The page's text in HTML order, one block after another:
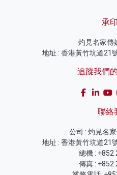
承
灼見名家傳
地址 : 香港黃竹坑道21
追蹤我們
聯絡
公司 : 灼見名
地址 : 香港黃竹坑道21
總機 : +852
傳真 : +852